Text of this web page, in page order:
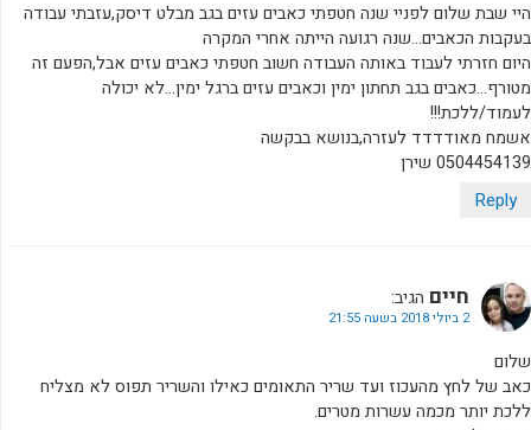
היי שבת שלום לפניי שנה חטפתי כאבים עזים בגב מבלט דיסק,עזבתי עבודה
בעקבות הכאבים…שנה רגועה הייתה אחרי המקרה
היום חזרתי לעבוד באותה העבודה חשוב חטפתי כאבים עזים אבל,הפעם זה
מטורף…כאבים בגב תחתון ימין וכאבים עזים ברגל ימין…לא יכולה
לעמוד/ללכת!!!
אשמח מאודדדד לעזרה,בנושא בבקשה
0504454139 שירן
Reply
חיים הגיב:
2 ביולי 2018 בשעה 21:55
שלום
כאב של לחץ מהעכוז ועד שריר התאומים כאילו והשריר תפוס לא מצליח
ללכת יותר מכמה עשרות מטרים.